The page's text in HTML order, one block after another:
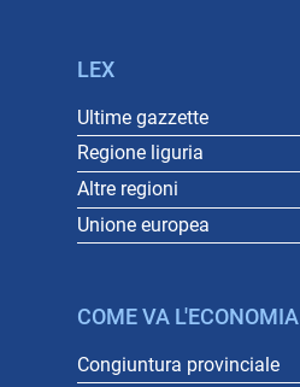
LEX
Ultime gazzette
Regione liguria
Altre regioni
Unione europea
COME VA L'ECONOMIA
Congiuntura provinciale